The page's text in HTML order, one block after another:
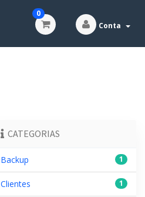
0
Conta
CATEGORIAS
1
Backup
1
Clientes